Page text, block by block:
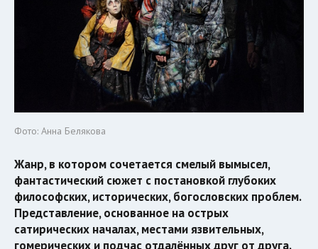
Фото: Анна Белякова
Жанр, в котором сочетается смелый вымысел,
фантастический сюжет с постановкой глубоких
философских, исторических, богословских проблем.
Представление, основанное на острых
сатирических началах, местами язвительных,
гомерических и подчас отдалённых друг от друга.